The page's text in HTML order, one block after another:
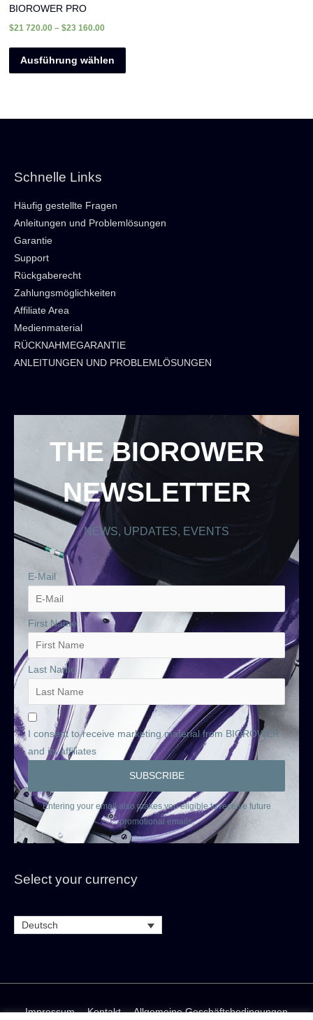
BIOROWER PRO
$21 720.00– $23 160.00
Ausführung wählen
Schnelle Links
Häufig gestellte Fragen
Anleitungen und Problemlösungen
Garantie
Support
Rückgaberecht
Zahlungsmöglichkeiten
Affiliate Area
Medienmaterial
RÜCKNAHMEGARANTIE
ANLEITUNGEN UND PROBLEMLÖSUNGEN
THE BIOROWER
NEWSLETTER
NEWS, UPDATES, EVENTS
E-Mail
First Name
Last Name
I consent to receive marketing material from BIOROWER
and its affiliates
Entering your email also makes you eligible to receive future
promotional emails.
Select your currency
Deutsch
Impressum Kontakt Allgemeine Geschäftsbedingungen